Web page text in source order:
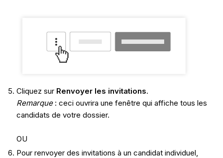
Cliquez sur Renvoyer les invitations.
Remarque: ceci ouvrira une fenêtre qui affiche tous les
candidats de votre dossier.
OU
Pour renvoyer des invitations à un candidat individuel,